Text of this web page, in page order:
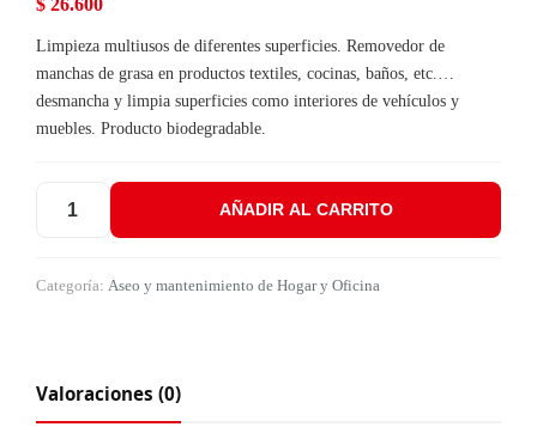
$26.600
Limpieza multiusos de diferentes superficies. Removedor de
manchas de grasa en productos textiles, cocinas, baños, etc.…
desmancha y limpia superficies como interiores de vehículos y
muebles. Producto biodegradable.
Varsol Biodegradable x 2000 ml New Andin cantidad
AÑADIR AL CARRITO
Categoría: Aseo y mantenimiento de Hogar y Oficina
Valoraciones (0)